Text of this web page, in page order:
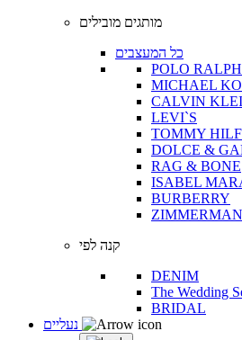
מותגים מובילים
כל המעצבים
POLO
MICHAEL
CALVIN
LEVI`S
TOMMY
DOLCE &
RAG & BONE
ISABEL
BURBERRY
קנה לפי
DENIM
The Wedding
BRIDAL